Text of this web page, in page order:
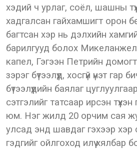
хэдий ч урлаг, соёл, шашны
хадгалсан гайхамшигт орон
багтсан хэр нь дэлхийн
барилгууд болох
капел, Гэгээн Петрийн
зэрэг бүтээлүүд, хосгүй үнэт гар
бүтээлүүдийн баялаг
сэтгэлийг татсаар ирсэн
юм. Нэг жилд 20 орчим сая
улсад энд шавдаг гэхээр хэр
гэдгийг ойлгоход илүү хялбар